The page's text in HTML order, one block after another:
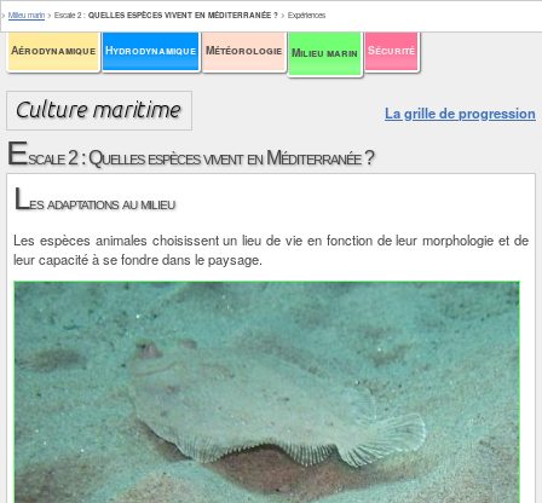
Aérodynamique Hydrodynamique Météorologie Milieu marin Sécurité
> Milieu marin > Escale 2 : QUELLES ESPÈCES VIVENT EN MÉDITERRANÉE ? > Expériences
La grille de progression
Escale 2 : Quelles espèces vivent en Méditerranée ?
Les adaptations au milieu
Les espèces animales choisissent un lieu de vie en fonction de leur morphologie et de
leur capacité à se fondre dans le paysage.